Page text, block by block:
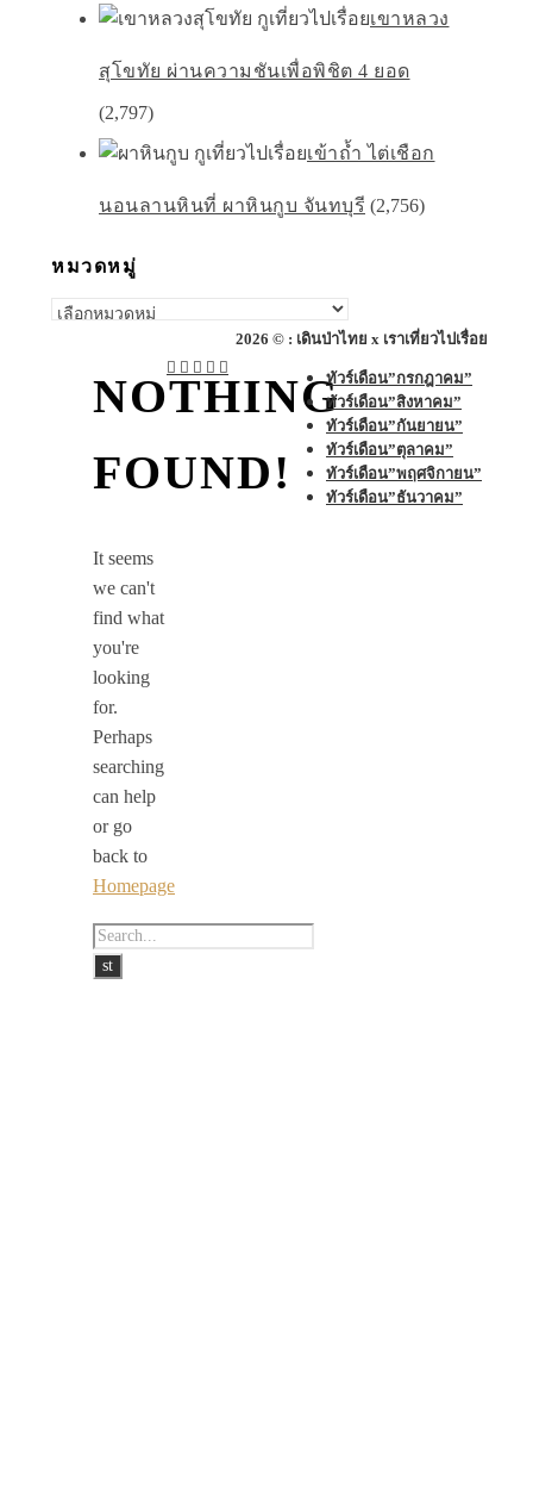
เขาหลวง
สุโขทัย ผ่านความชันเพื่อพิชิต 4 ยอด
(2,797)
เข้าถ้ำ ไต่เชือก
นอนลานหินที่ ผาหินกูบ จันทบุรี (2,756)
หมวดหมู่
หมวด
NOTHING
FOUND!
It seems
we can't
find what
you're
looking
for.
Perhaps
searching
can help
or go
back to
Homepage
2026 © : เดินป่าไทย x เราเที่ยวไปเรื่อย
ทัวร์เดือน”กรกฎาคม”
ทัวร์เดือน”สิงหาคม”
ทัวร์เดือน”กันยายน”
ทัวร์เดือน”ตุลาคม”
ทัวร์เดือน”พฤศจิกายน”
ทัวร์เดือน”ธันวาคม”